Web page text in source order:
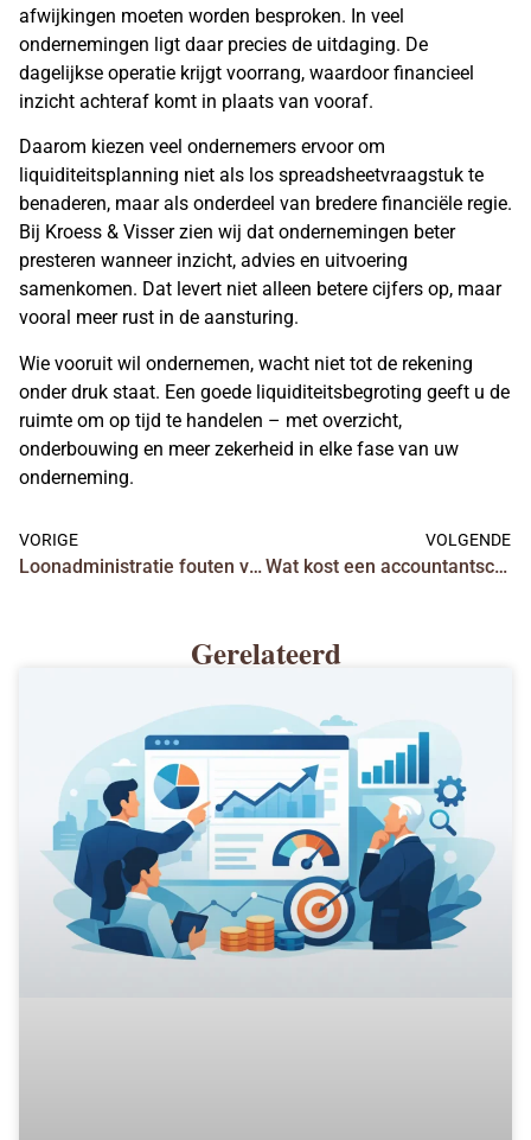
afwijkingen moeten worden besproken. In veel
ondernemingen ligt daar precies de uitdaging. De
dagelijkse operatie krijgt voorrang, waardoor financieel
inzicht achteraf komt in plaats van vooraf.
Daarom kiezen veel ondernemers ervoor om
liquiditeitsplanning niet als los spreadsheetvraagstuk te
benaderen, maar als onderdeel van bredere financiële regie.
Bij Kroess & Visser zien wij dat ondernemingen beter
presteren wanneer inzicht, advies en uitvoering
samenkomen. Dat levert niet alleen betere cijfers op, maar
vooral meer rust in de aansturing.
Wie vooruit wil ondernemen, wacht niet tot de rekening
onder druk staat. Een goede liquiditeitsbegroting geeft u de
ruimte om op tijd te handelen – met overzicht,
onderbouwing en meer zekerheid in elke fase van uw
onderneming.
VORIGE
Loonadministratie fouten voorkomen in de praktijk
VOLGENDE
Wat kost een accountantscontrole echt?
Gerelateerd